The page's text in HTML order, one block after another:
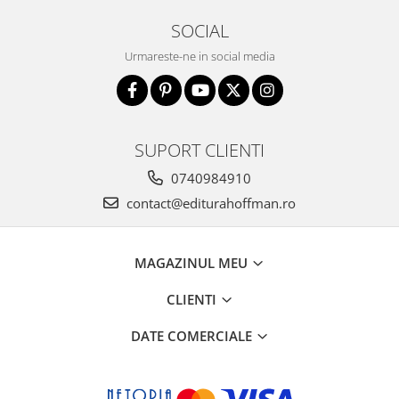
SOCIAL
Urmareste-ne in social media
SUPORT CLIENTI
0740984910
contact@editurahoffman.ro
MAGAZINUL MEU
CLIENTI
DATE COMERCIALE